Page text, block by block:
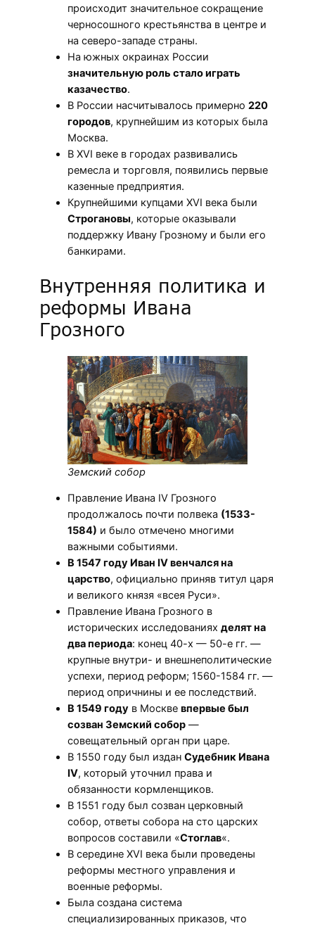
происходит значительное сокращение
черносошного крестьянства в центре и
на северо-западе страны.
На южных окраинах России
значительную роль стало играть
казачество.
В России насчитывалось примерно 220
городов, крупнейшим из которых была
Москва.
В XVI веке в городах развивались
ремесла и торговля, появились первые
казенные предприятия.
Крупнейшими купцами XVI века были
Строгановы, которые оказывали
поддержку Ивану Грозному и были его
банкирами.
Внутренняя политика и
реформы Ивана
Грозного
Земский собор
Правление Ивана IV Грозного
продолжалось почти полвека (1533-
1584) и было отмечено многими
важными событиями.
В 1547 году Иван IV венчался на
царство, официально приняв титул царя
и великого князя «всея Руси».
Правление Ивана Грозного в
исторических исследованиях делят на
два периода: конец 40-х — 50-е гг. —
крупные внутри- и внешнеполитические
успехи, период реформ; 1560-1584 гг. —
период опричнины и ее последствий.
В 1549 году в Москве впервые был
созван Земский собор —
совещательный орган при царе.
В 1550 году был издан Судебник Ивана
IV, который уточнил права и
обязанности кормленщиков.
В 1551 году был созван церковный
собор, ответы собора на сто царских
вопросов составили «Стоглав«.
В середине XVI века были проведены
реформы местного управления и
военные реформы.
Была создана система
специализированных приказов, что